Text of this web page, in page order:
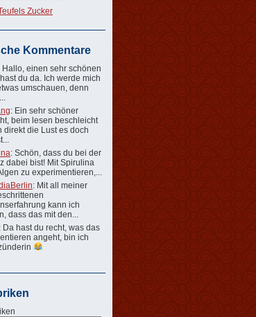
Zucker
Kommentare
Hallo, einen sehr schönen
du da. Ich werde mich
umschauen, denn
: Ein sehr schöner
beim lesen beschleicht
direkt die Lust es doch
: Schön, dass du bei der
dabei bist! Mit Spirulina
zu experimentieren,...
: Mit all meiner
kann ich
dass das mit den...
: Da hast du recht, was das
angeht, bin ich